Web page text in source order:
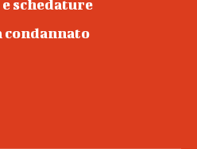
schedature
condannato